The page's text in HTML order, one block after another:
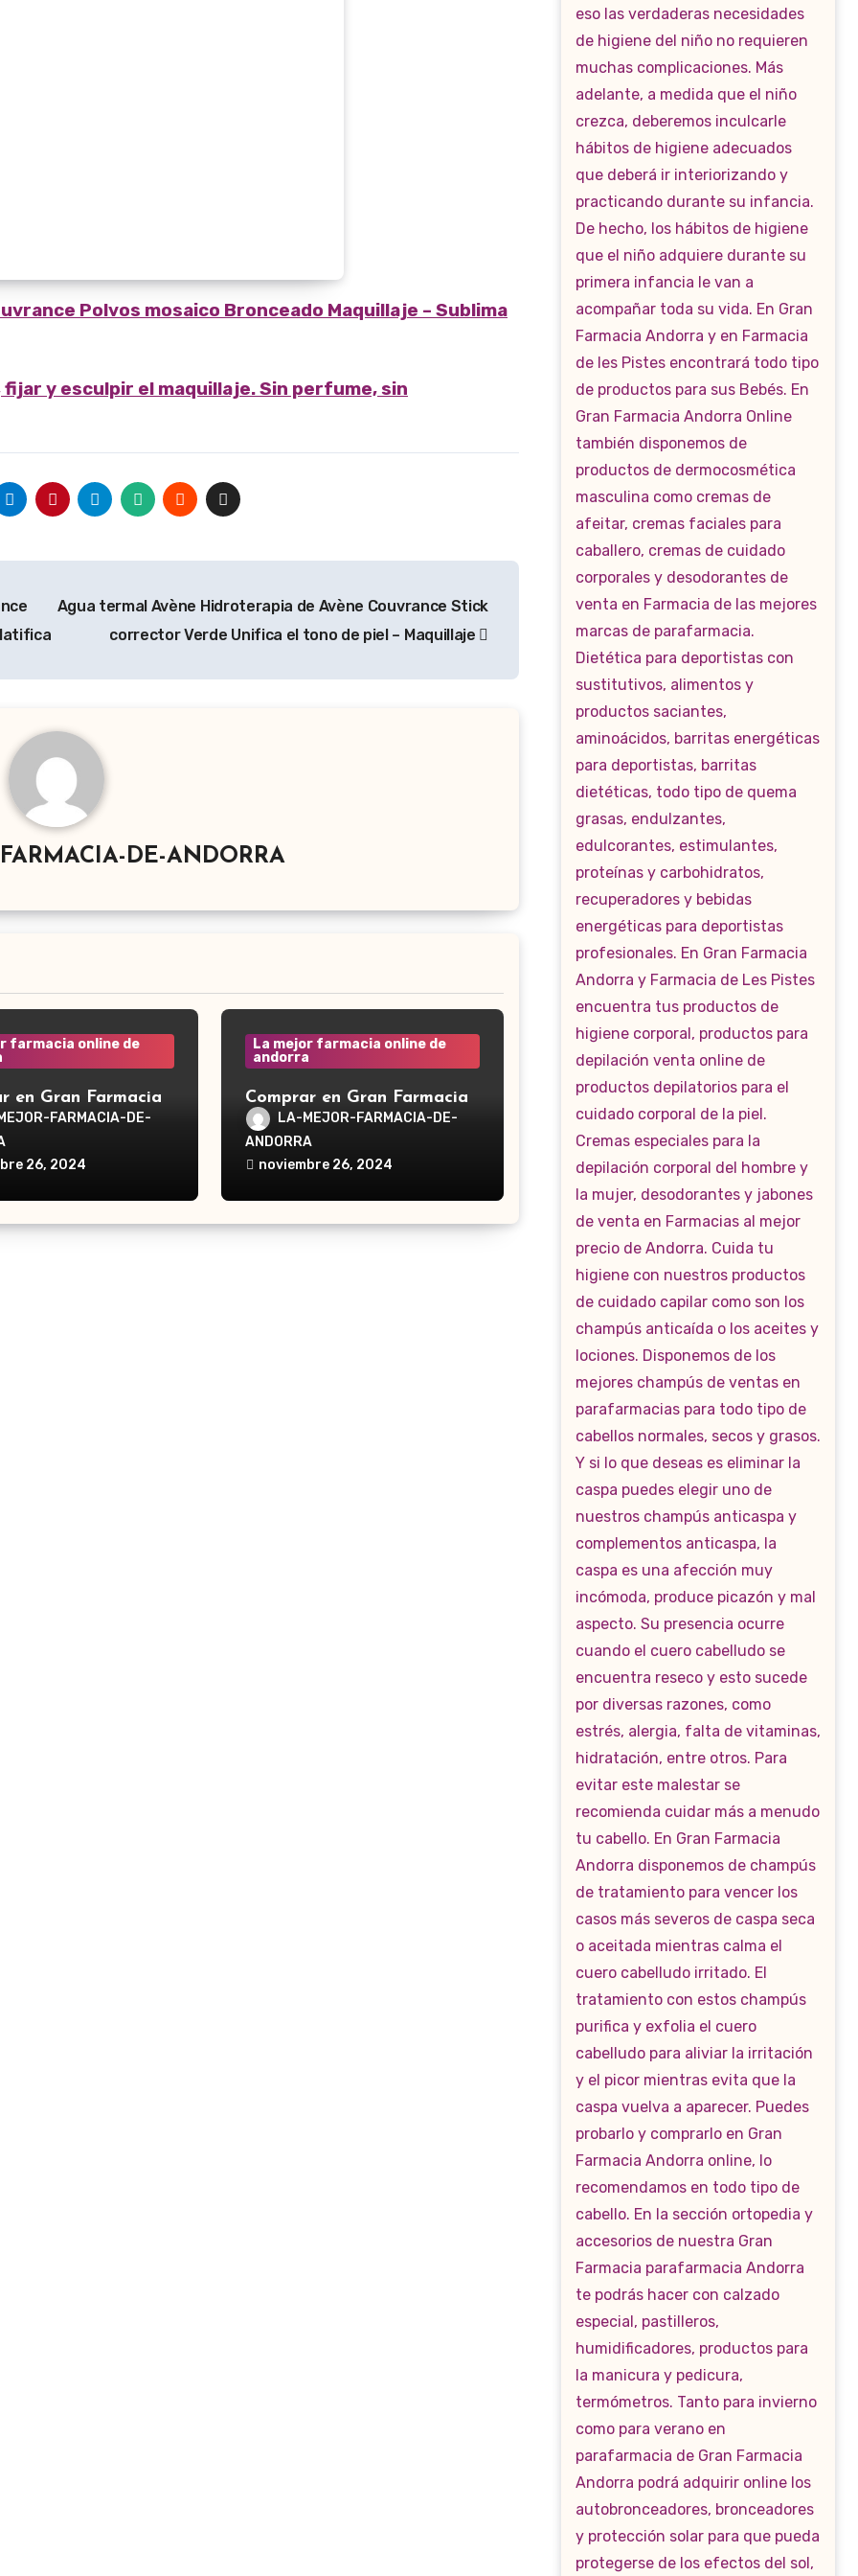
Polvos mosaico Bronceado Maquillaje – Sublima
y esculpir el maquillaje.Sin perfume, sin
Agua termal Avène Hidroterapia de Avène Couvrance Stick
corrector Verde Unifica el tono de piel – Maquillaje
DE-ANDORRA
farmacia online de
en Gran Farmacia
Waterpik®
Traveler WP-300
FARMACIA-DE-
26, 2024
La mejor farmacia online de
andorra
Comprar en Gran Farmacia
Andorra Waterpik®
Irrigador Ultra Plus WP-160
LA-MEJOR-FARMACIA-DE-
ANDORRA
noviembre 26, 2024